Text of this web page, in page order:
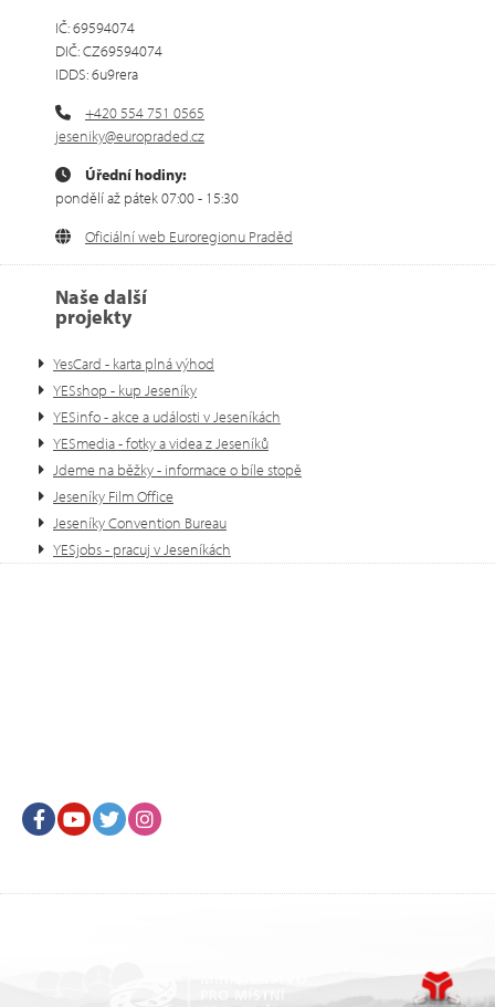
IČ: 69594074
DIČ: CZ69594074
IDDS: 6u9rera
+420 554 751 0565
jeseniky@europraded.cz
Úřední hodiny:
pondělí až pátek 07:00 - 15:30
Oficiální web Euroregionu Praděd
Naše další
projekty
YesCard - karta plná výhod
YESshop - kup Jeseníky
YESinfo - akce a události v Jeseníkách
YESmedia - fotky a videa z Jeseníků
Jdeme na běžky - informace o bíle stopě
Jeseníky Film Office
Jeseníky Convention Bureau
YESjobs - pracuj v Jeseníkách
FacebookYoutubeTwitter